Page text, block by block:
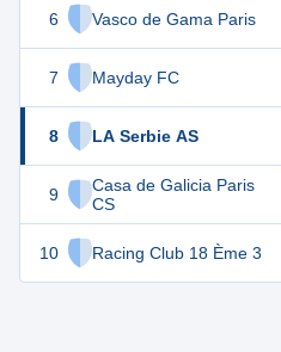
6 Vasco de Gama Paris
7 Mayday FC
8 LA Serbie AS
9
Casa de Galicia Paris
CS
10 Racing Club 18 Ème 3
21 18
13 18
5 18